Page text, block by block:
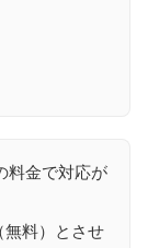
料金で対応が
料）とさせ